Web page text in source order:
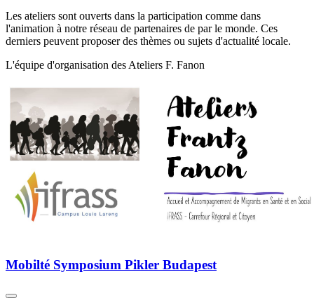
Les ateliers sont ouverts dans la participation comme dans
l'animation à notre réseau de partenaires de par le monde. Ces
derniers peuvent proposer des thèmes ou sujets d'actualité locale.
L'équipe d'organisation des Ateliers F. Fanon
Mobilté Symposium Pikler Budapest